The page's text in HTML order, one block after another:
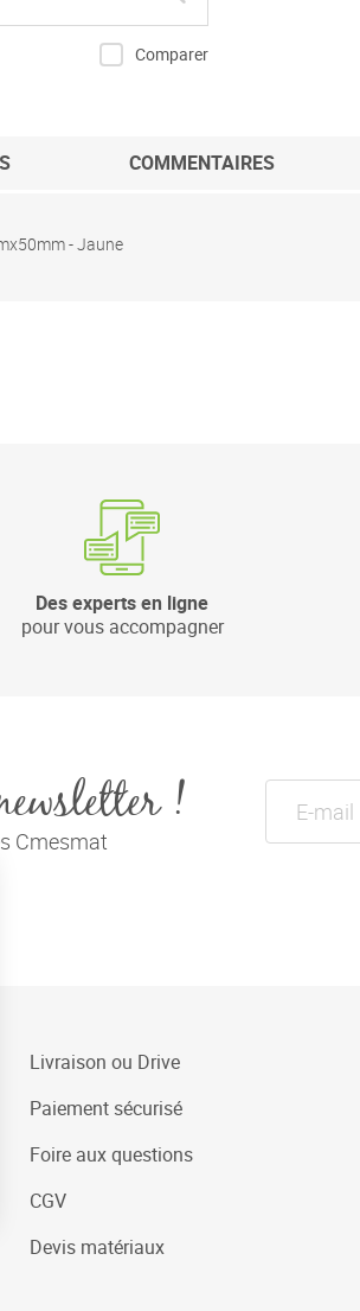
Comparer
- Jaune
COMMENTAIRES
Des experts en ligne
pour vous accompagner
!
Cmesmat
Livraison ou Drive
Paiement sécurisé
Foire aux questions
CGV
Devis matériaux